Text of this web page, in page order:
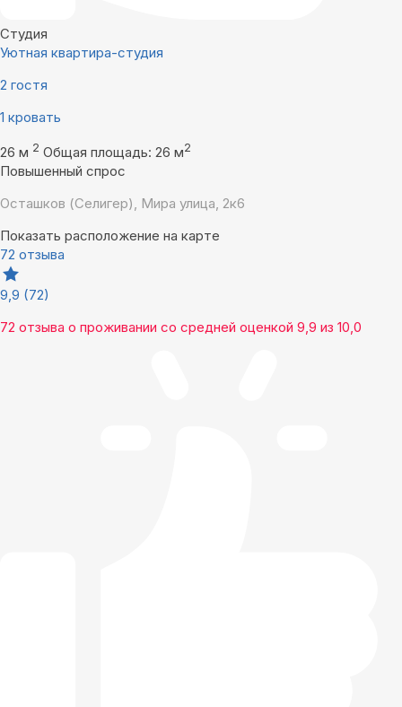
Студия
Уютная квартира-студия
2 гостя
1 кровать
26 м 2 Общая площадь: 26 м2
Повышенный спрос
Осташков (Селигер), Мира улица, 2к6
Показать расположение на карте
72 отзыва
9,9 (72)
72 отзыва о проживании со средней оценкой 9,9 из 10,0